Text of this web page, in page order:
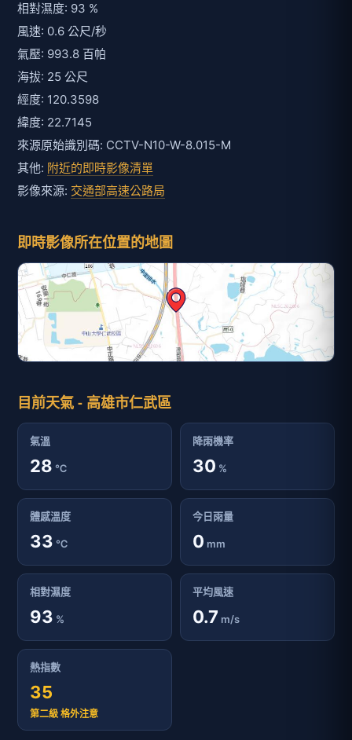
相對濕度: 93 %
風速: 0.6 公尺/秒
氣壓: 993.8 百帕
海拔: 25 公尺
經度: 120.3598
緯度: 22.7145
來源原始識別碼: CCTV-N10-W-8.015-M
其他: 附近的即時影像清單
影像來源: 交通部高速公路局
即時影像所在位置的地圖
目前天氣 - 高雄市仁武區
氣溫
28 ℃
降雨機率
30 %
體感溫度
33 ℃
今日雨量
0 mm
相對濕度
93 %
平均風速
0.7 m/s
熱指數
35
第二級 格外注意